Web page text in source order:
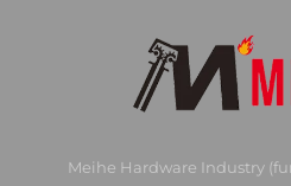
Meihe Hardware Industry